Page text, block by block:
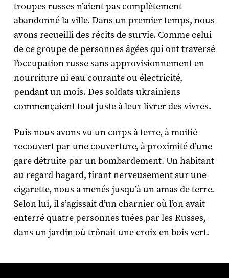
troupes russes n’aient pas complètement
abandonné la ville. Dans un premier temps, nous
avons recueilli des récits de survie. Comme celui
de ce groupe de personnes âgées qui ont traversé
l’occupation russe sans approvisionnement en
nourriture ni eau courante ou électricité,
pendant un mois. Des soldats ukrainiens
commençaient tout juste à leur livrer des vivres.
Puis nous avons vu un corps à terre, à moitié
recouvert par une couverture, à proximité d’une
gare détruite par un bombardement. Un habitant
au regard hagard, tirant nerveusement sur une
cigarette, nous a menés jusqu’à un amas de terre.
Selon lui, il s’agissait d’un charnier où l’on avait
enterré quatre personnes tuées par les Russes,
dans un jardin où trônait une croix en bois vert.